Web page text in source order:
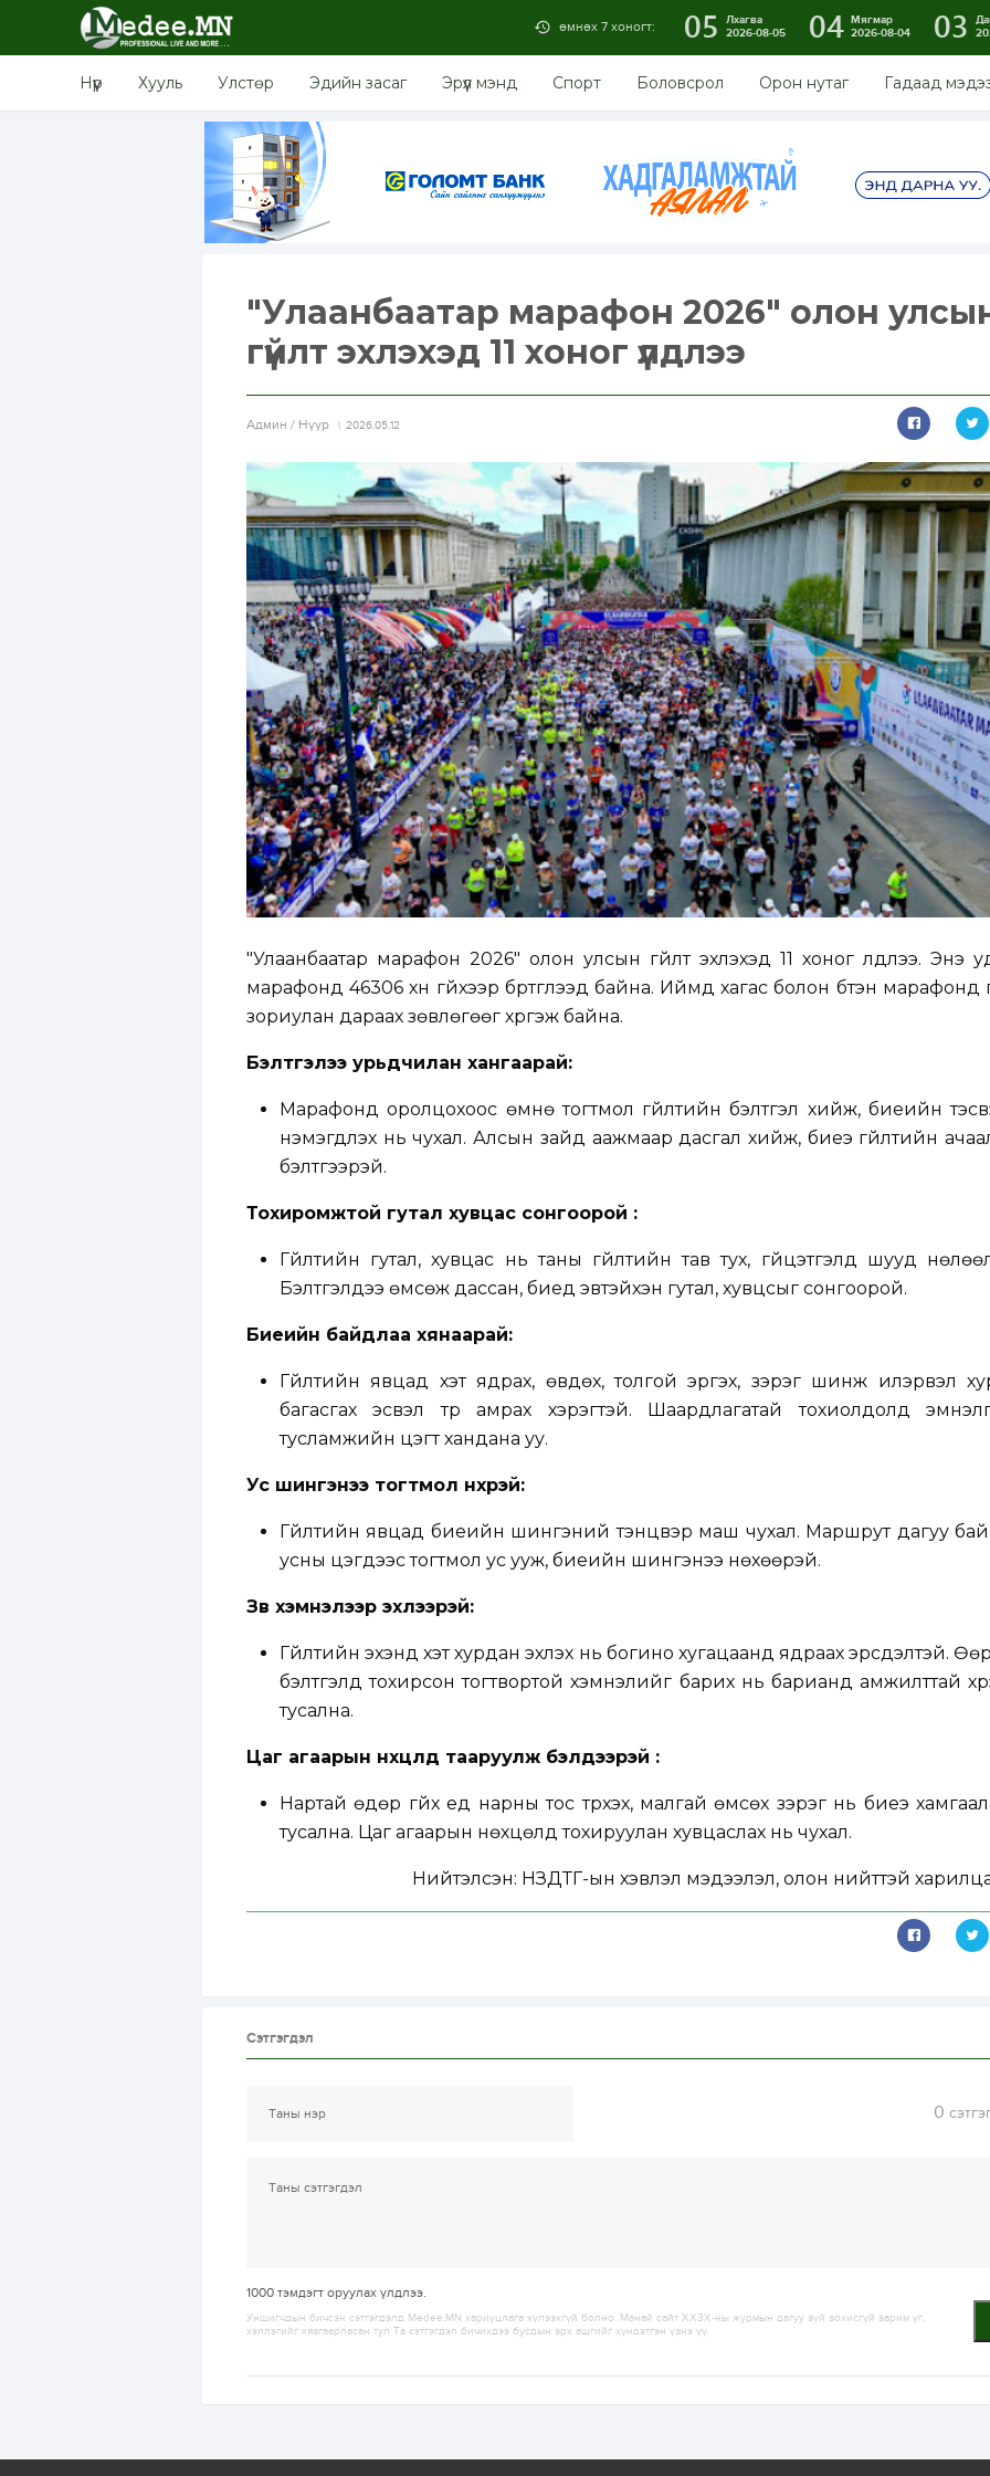
өмнөх 7 хоногт: 05
Лхагва
2026-08-05
04 Мягмар
2026-08-04
03
Нүүр Хууль Улстөр Эдийн засаг Эрүүл мэнд Спорт Боловсрол Орон нутаг Гадаад
"Улаанбаатар марафон 2026" олон
гүйлт эхлэхэд 11 хоног үлдлээ
Aдмин / Нүүр 2026.05.12
"Улаанбаатар марафон 2026" олон улсын гүйлт эхлэхэд 11 хоног үлдлээ. Энэ
марафонд 46306 хүн гүйхээр бүртгүүлээд байна. Иймд хагас болон бүтэн марафонд
зориулан дараах зөвлөгөөг хүргэж байна.
Бэлтгэлээ урьдчилан хангаарай:
Марафонд оролцохоос өмнө тогтмол гүйлтийн бэлтгэл хийж, биеийн
нэмэгдүүлэх нь чухал. Алсын зайд аажмаар дасгал хийж, биеэ гүйлтийн
бэлтгээрэй.
Тохиромжтой гутал хувцас сонгоорой :
Гүйлтийн гутал, хувцас нь таны гүйлтийн тав тух, гүйцэтгэлд шууд
Бэлтгэлдээ өмсөж дассан, биед эвтэйхэн гутал, хувцсыг сонгоорой.
Биеийн байдлаа хянаарай:
Гүйлтийн явцад хэт ядрах, өвдөх, толгой эргэх, зэрэг шинж илэрвэл
багасгах эсвэл түр амрах хэрэгтэй. Шаардлагатай тохиолдолд
тусламжийн цэгт хандана уу.
Ус шингэнээ тогтмол нөхөөрэй:
Гүйлтийн явцад биеийн шингэний тэнцвэр маш чухал. Маршрут дагуу
усны цэгүүдээс тогтмол ус ууж, биеийн шингэнээ нөхөөрэй.
Зөв хэмнэлээр эхлээрэй:
Гүйлтийн эхэнд хэт хурдан эхлэх нь богино хугацаанд ядраах эрсдэлтэй.
бэлтгэлд тохирсон тогтвортой хэмнэлийг барих нь барианд амжилттай
тусална.
Цаг агаарын нөхцөлд тааруулж бэлдээрэй :
Нартай өдөр гүйх үед нарны тос түрхэх, малгай өмсөх зэрэг нь биеэ
тусална. Цаг агаарын нөхцөлд тохируулан хувцаслах нь чухал.
Нийтэлсэн: НЗДТГ-ын хэвлэл мэдээлэл, олон нийттэй
Сэтгэгдэл
0
1000 тэмдэгт оруулах үлдлээ.
Уншигчдын бичсэн сэтгэгдэлд Medee.MN хариуцлага хүлээхгүй болно. Манай сайт ХХЗХ-ны журмын дагуу зүй зохисгүй зарим үг,
хэллэгийг хязгаарласан тул Та сэтгэгдэл бичихдээ бусдын эрх ашгийг хүндэтгэн үзнэ үү.